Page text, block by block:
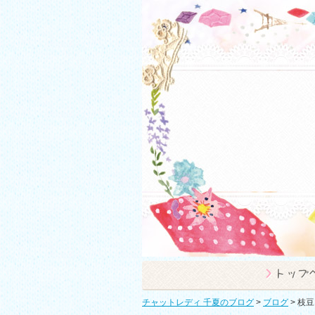
チャットレディ 千夏のブログ > ブログ > 枝